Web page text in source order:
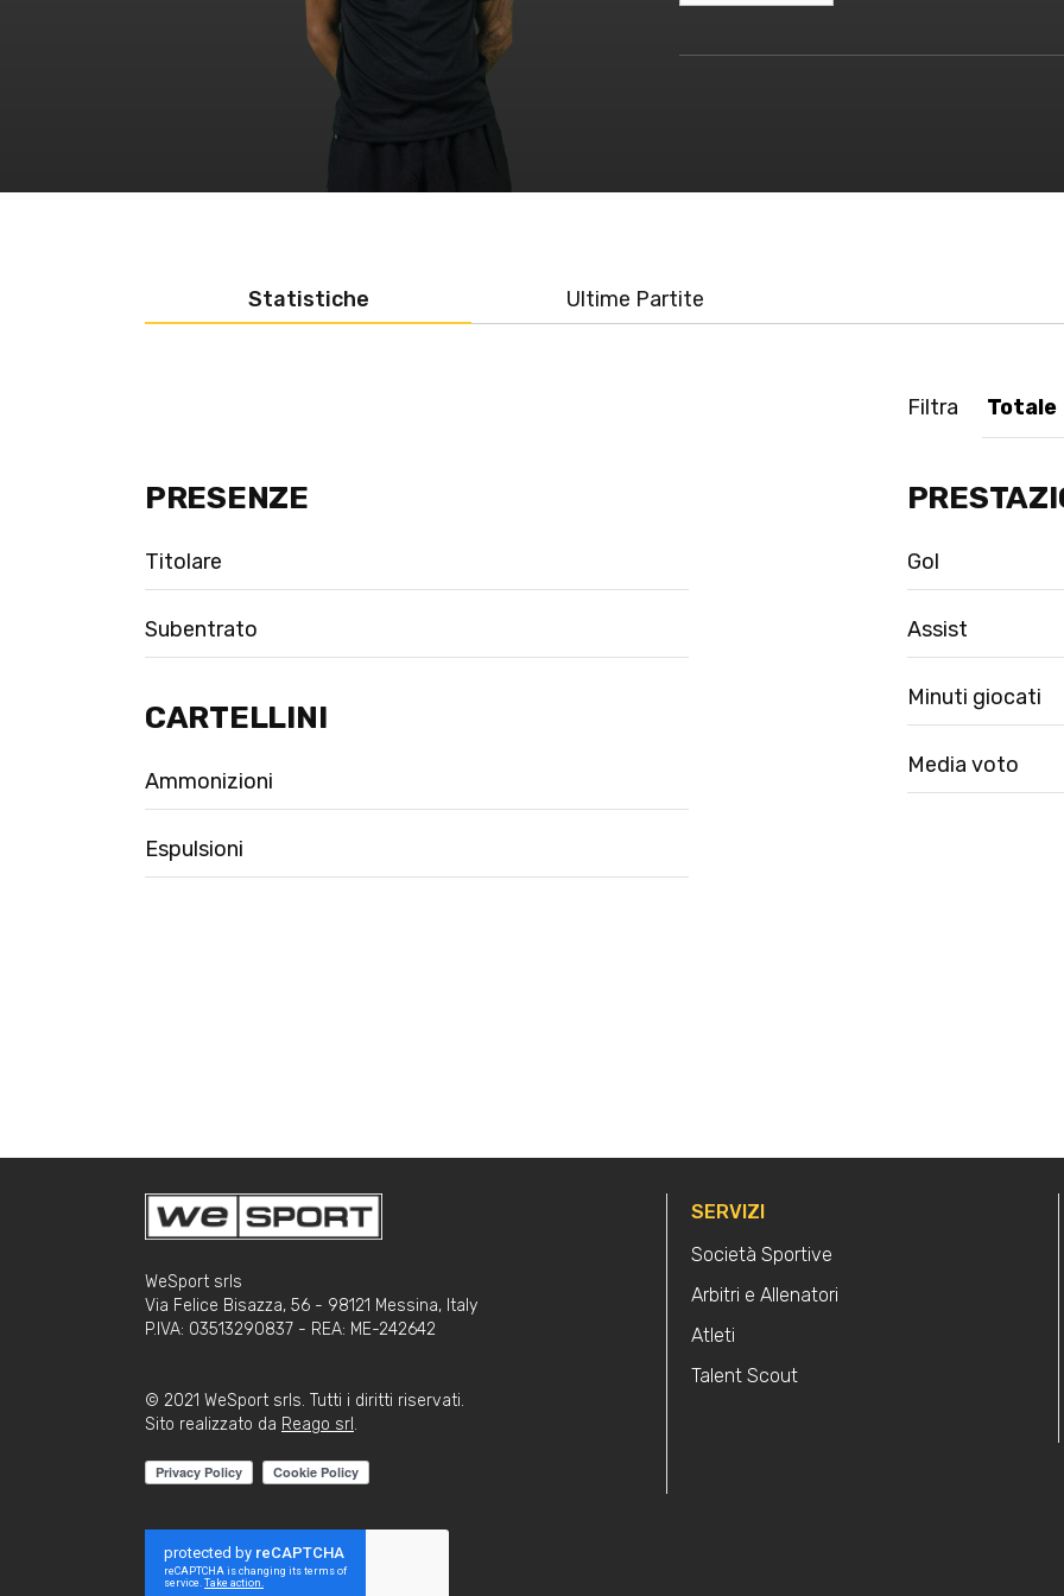
Statistiche Ultime Partite
Filtra
PRESENZE
Titolare
Subentrato
CARTELLINI
Ammonizioni
Espulsioni
Gol
Assist
Minuti giocati
Media voto
WeSport srls
Via Felice Bisazza, 56 - 98121 Messina, Italy
P.IVA: 03513290837 - REA: ME-242642
© 2021 WeSport srls. Tutti i diritti riservati.
Sito realizzato da Reago srl .
SERVIZI
Società Sportive
Arbitri e Allenatori
Atleti
Talent Scout